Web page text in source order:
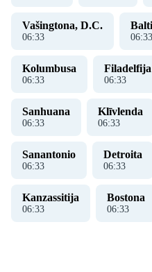
Vašingtona, D.C.
06:33 06:33
Kolumbusa
06:33
Filadelfija
06:33
Sanhuana
06:33
Klīvlenda
06:33
Sanantonio
06:33
Detroita
06:33
Kanzassitija
06:33
Bostona
06:33